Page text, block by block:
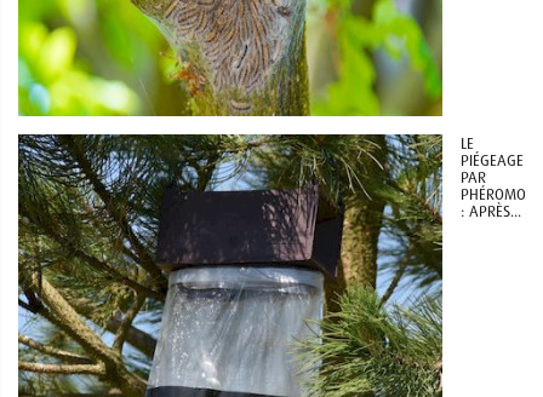
LE
PIÉGEAGE
PAR
: APRÈS...